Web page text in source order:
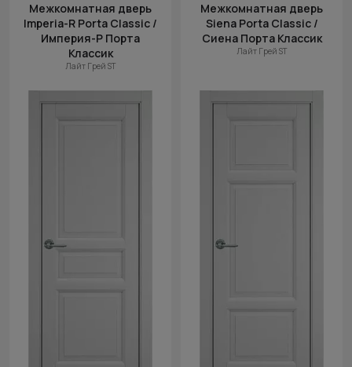
Межкомнатная дверь
Imperia-R Porta Classic /
Империя-Р Порта
Классик
Лайт Грей ST
Межкомнатная дверь
Siena Porta Classic /
Сиена Порта Классик
Лайт Грей ST